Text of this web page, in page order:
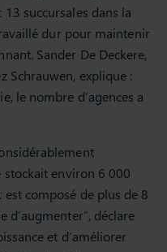
succursales dans la
dur pour maintenir
Sander De Deckere,
Schrauwen, explique :
le nombre d’agences a
stockait environ 6 000
est composé de plus de 8
d’augmenter”, déclare
et d’améliorer